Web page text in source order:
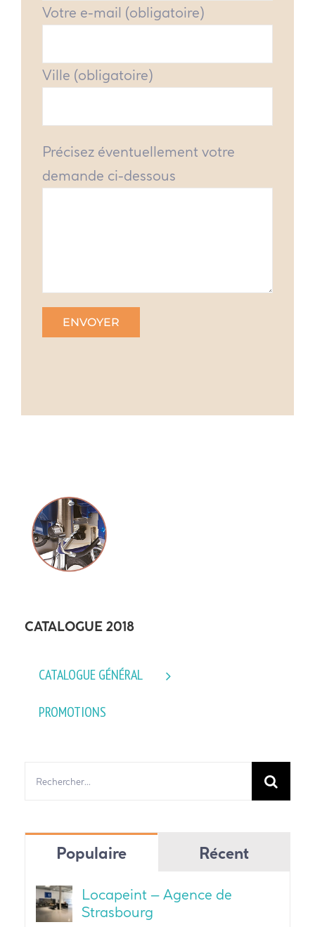
Votre e-mail (obligatoire)
Ville (obligatoire)
Précisez éventuellement votre
demande ci-dessous
CATALOGUE 2018
CATALOGUE GÉNÉRAL
PROMOTIONS
Populaire Récent
Locapeint – Agence de
Strasbourg